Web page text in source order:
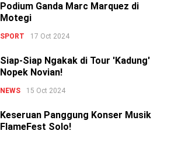
Podium Ganda Marc Marquez di
Motegi
SPORT 17 Oct 2024
Siap-Siap Ngakak di Tour 'Kadung'
Nopek Novian!
NEWS 15 Oct 2024
Keseruan Panggung Konser Musik
FlameFest Solo!